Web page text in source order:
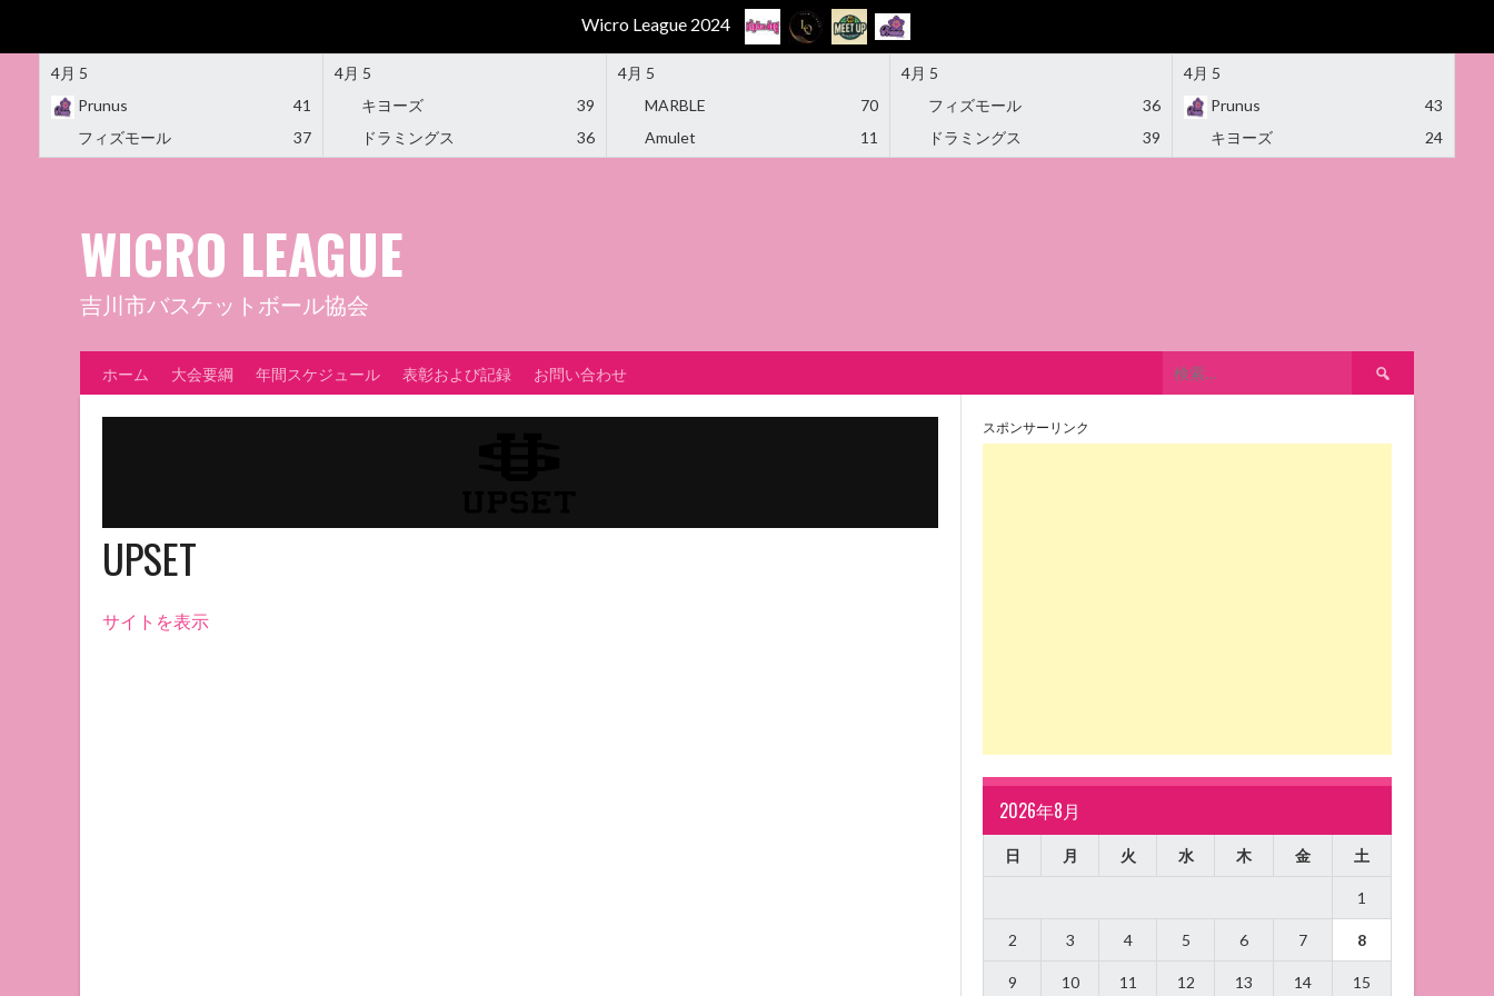
Wicro League 2024
4月 5
Prunus
41
フィズモール
37
4月 5
キヨーズ
39
ドラミングス
36
4月 5
MARBLE
70
Amulet
11
4月 5
フィズモール
36
ドラミングス
39
4月 5
Prunus
43
キヨーズ
24
WICRO LEAGUE
吉川市バスケットボール協会
ホーム 大会要綱 年間スケジュール 表彰および記録 お問い合わせ
索:
UPSET
サイトを表示
スポンサーリンク
2026年8月
日 月 火 水 木 金 土
1
2 3 4 5 6 7 8
9 10 11 12 13 14 15